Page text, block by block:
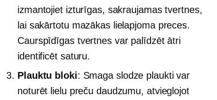
izmantojiet izturīgas, sakraujamas tvertnes,
lai sakārtotu mazākas lielapjoma preces.
Caurspīdīgas tvertnes var palīdzēt ātri
identificēt saturu.
Plauktu bloki: Smaga slodze plaukti var
noturēt lielu preču daudzumu, atvieglojot